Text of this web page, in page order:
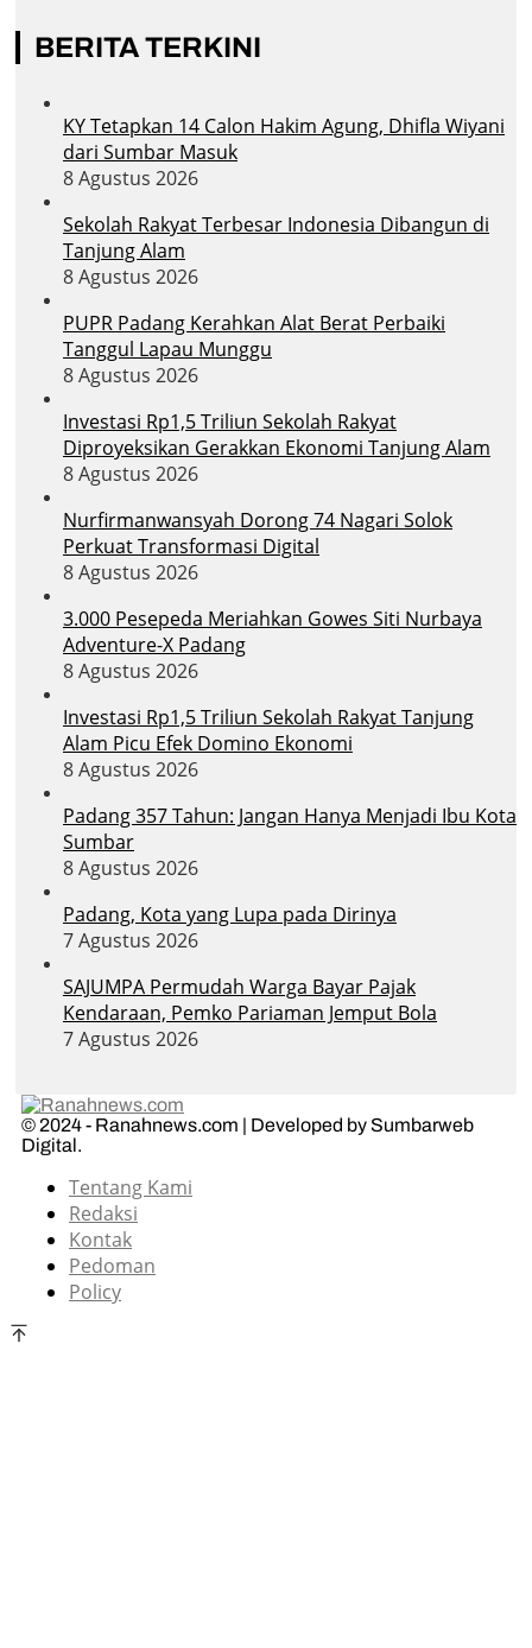
BERITA TERKINI
KY Tetapkan 14 Calon Hakim Agung, Dhifla Wiyani
dari Sumbar Masuk
8 Agustus 2026
Sekolah Rakyat Terbesar Indonesia Dibangun di
Tanjung Alam
8 Agustus 2026
PUPR Padang Kerahkan Alat Berat Perbaiki
Tanggul Lapau Munggu
8 Agustus 2026
Investasi Rp1,5 Triliun Sekolah Rakyat
Diproyeksikan Gerakkan Ekonomi Tanjung Alam
8 Agustus 2026
Nurfirmanwansyah Dorong 74 Nagari Solok
Perkuat Transformasi Digital
8 Agustus 2026
3.000 Pesepeda Meriahkan Gowes Siti Nurbaya
Adventure-X Padang
8 Agustus 2026
Investasi Rp1,5 Triliun Sekolah Rakyat Tanjung
Alam Picu Efek Domino Ekonomi
8 Agustus 2026
Padang 357 Tahun: Jangan Hanya Menjadi Ibu Kota
Sumbar
8 Agustus 2026
Padang, Kota yang Lupa pada Dirinya
7 Agustus 2026
SAJUMPA Permudah Warga Bayar Pajak
Kendaraan, Pemko Pariaman Jemput Bola
7 Agustus 2026
© 2024 - Ranahnews.com | Developed by Sumbarweb
Digital.
Tentang Kami
Redaksi
Kontak
Pedoman
Policy